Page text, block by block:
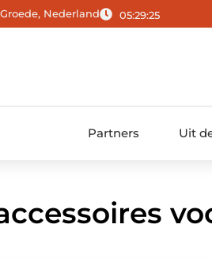
Nederland 05:29:26
Partners Uit